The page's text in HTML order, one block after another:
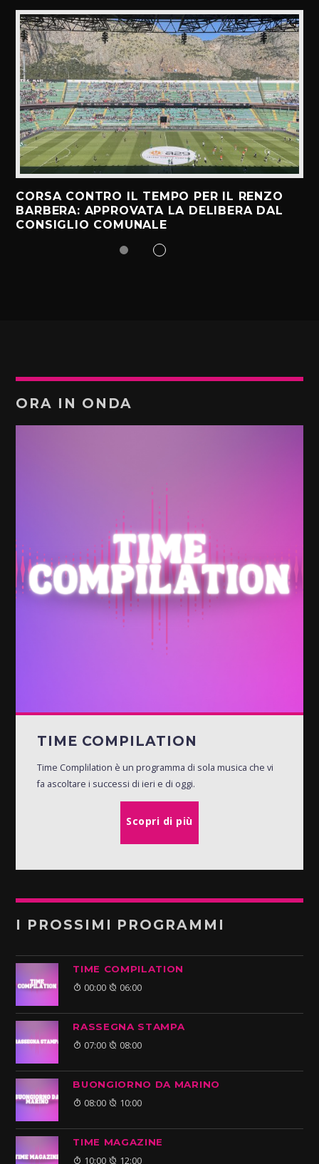
CORSA CONTRO IL TEMPO PER IL RENZO
BARBERA: APPROVATA LA DELIBERA DAL
CONSIGLIO COMUNALE
ORA IN ONDA
TIME COMPILATION
Time Complilation è un programma di sola musica che vi
fa ascoltare i successi di ieri e di oggi.
Scopri di più
I PROSSIMI PROGRAMMI
TIME COMPILATION
00:00 06:00
RASSEGNA STAMPA
07:00 08:00
BUONGIORNO DA MARINO
08:00 10:00
TIME MAGAZINE
10:00 12:00